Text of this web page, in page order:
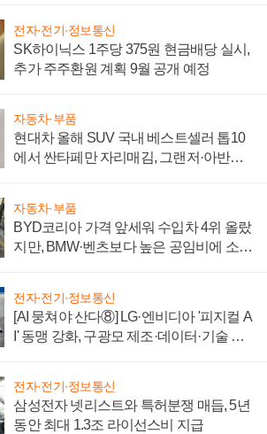
전자·전기·정보통신
SK하이닉스 1주당 375원 현금배당 실시,
추가 주주환원 계획 9월 공개 예정
자동차·부품
현대차 올해 SUV 국내 베스트셀러 톱10
에서 싼타페만 자리매김, 그랜저·아반떼
자동차·부품
BYD코리아 가격 앞세워 수입차 4위 올랐
지만, BMW·벤츠보다 높은 공임비에 소비
전자·전기·정보통신
[AI 뭉쳐야 산다⑧] LG·엔비디아 '피지컬 A
I' 동맹 강화, 구광모 제조·데이터·기술 결
전자·전기·정보통신
삼성전자 넷리스트와 특허분쟁 매듭, 5년
동안 최대 1.3조 라이선스비 지급